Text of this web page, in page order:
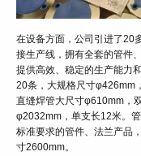
在设备方面，公司引进了20
接生产线，拥有全套的管件
提供高效、稳定的生产能力
20条，大规格尺寸φ426mm
直缝焊管大尺寸φ610mm，
φ2032mm，单支长12米。
标准要求的管件、法兰产品
寸2600mm。